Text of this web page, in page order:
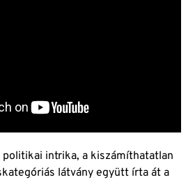
politikai intrika, a kiszámíthatatlan
látvány együtt írta át a